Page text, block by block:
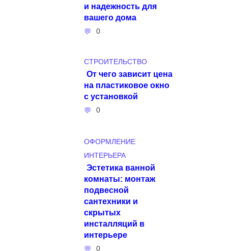
и надежность для
вашего дома
0
СТРОИТЕЛЬСТВО
От чего зависит цена
на пластиковое окно
с установкой
0
ОФОРМЛЕНИЕ
ИНТЕРЬЕРА
Эстетика ванной
комнаты: монтаж
подвесной
сантехники и
скрытых
инсталляций в
интерьере
0